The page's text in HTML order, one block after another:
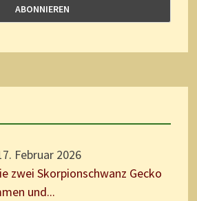
Februar 2026
zwei Skorpionschwanz Gecko
und...